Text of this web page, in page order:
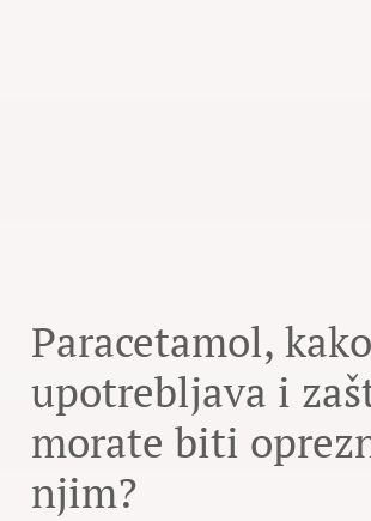
Paracetamol,
upotrebljava i
morate biti
njim?